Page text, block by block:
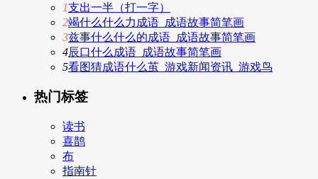
1支出一半（打一字）
2竭什么什么力成语_成语故事简笔画
3兹事什么什么的成语_成语故事简笔画
4辰口什么成语_成语故事简笔画
5看图猜成语什么茧_游戏新闻资讯_游戏鸟
热门标签
读书
喜鹊
布
指南针